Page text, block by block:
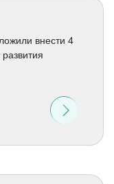
внести 4